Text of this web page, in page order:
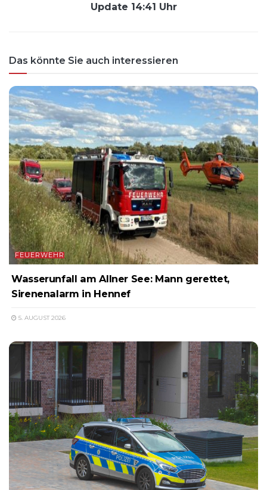
Update 14:41 Uhr
Das könnte Sie auch interessieren
FEUERWEHR
Wasserunfall am Allner See: Mann gerettet,
Sirenenalarm in Hennef
5. AUGUST 2026